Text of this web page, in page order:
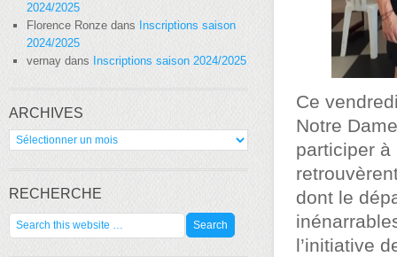
Ce
Notre
participer à
dont le
l’initiative
2024/2025
Florence Ronze dans Inscriptions saison
2024/2025
vernay dans Inscriptions saison 2024/2025
ARCHIVES
Archives
RECHERCHE